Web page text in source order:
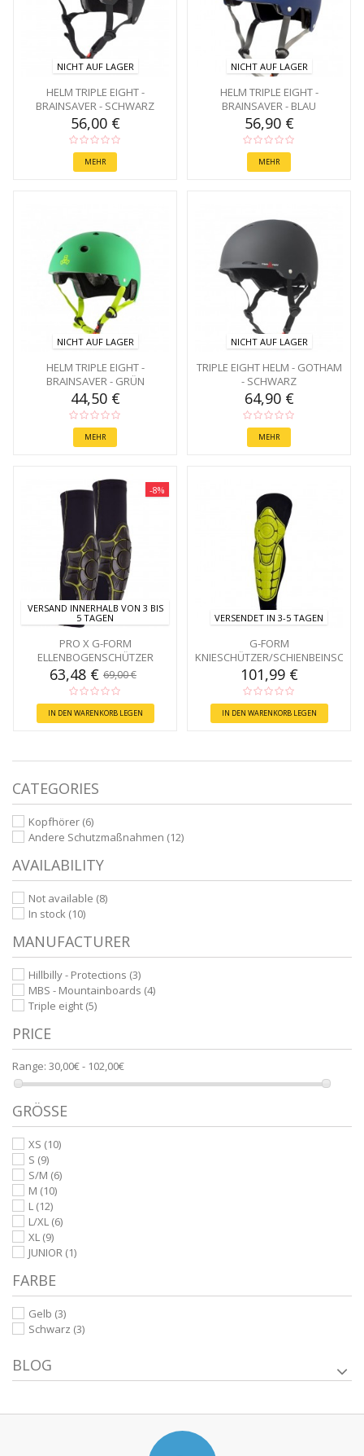
NICHT AUF LAGER
HELM TRIPLE EIGHT -
BRAINSAVER - SCHWARZ
56,00 €
MEHR
NICHT AUF LAGER
HELM TRIPLE EIGHT -
BRAINSAVER - BLAU
56,90 €
MEHR
NICHT AUF LAGER
HELM TRIPLE EIGHT -
BRAINSAVER - GRÜN
44,50 €
MEHR
NICHT AUF LAGER
TRIPLE EIGHT HELM - GOTHAM
- SCHWARZ
64,90 €
MEHR
-8%
VERSAND INNERHALB VON 3 BIS
5 TAGEN
PRO X G-FORM
ELLENBOGENSCHÜTZER
(ELBOW PADS)
63,48 € 69,00 €
IN DEN WARENKORB LEGEN
VERSENDET IN 3-5 TAGEN
G-FORM
KNIESCHÜTZER/
101,99 €
IN DEN WARENKORB LEGEN
CATEGORIES
Kopfhörer (6)
Andere Schutzmaßnahmen (12)
AVAILABILITY
Not available (8)
In stock (10)
MANUFACTURER
Hillbilly - Protections (3)
MBS - Mountainboards (4)
Triple eight (5)
PRICE
Range: 30,00€ - 102,00€
GRÖSSE
XS (10)
S (9)
S/M (6)
M (10)
L (12)
L/XL (6)
XL (9)
JUNIOR (1)
FARBE
Gelb (3)
Schwarz (3)
BLOG